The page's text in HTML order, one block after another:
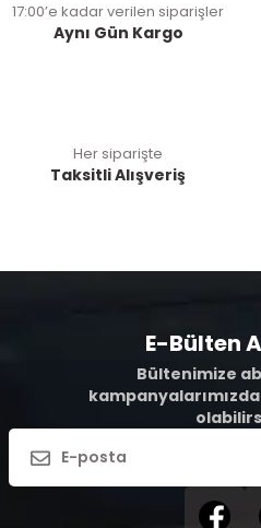
17:00’e kadar verilen siparişler
Aynı Gün Kargo
Her siparişte
Taksitli Alışveriş
E-Bülten
Bültenimize